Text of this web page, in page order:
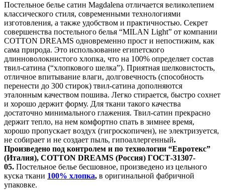
Постельное белье сатин Magdalena отличается великолепием
классического стиля, современными технологиями
изготовления, а также удобством и практичностью. Секрет
совершенства постельного белья “MILAN Light” от компании
COTTON DREAMS одновременно прост и непостижим, как
сама природа. Это использование египетского
длинноволокнистого хлопка, что на 100% определяет состав
твил-сатина (“хлопкового шелка”). Приятная шелковистость,
отличное впитывание влаги, долговечность (способность
перенести до 300 стирок) твил-сатина дополняются
эталонным качеством пошива. Легко стирается, быстро сохнет
и хорошо держит форму. Для ткани такого качества
достаточно минимального глажения. Твил-сатин прекрасно
держит тепло, на нем комфортно спать в зимнее время,
хорошо пропускает воздух (гигроскопичен), не электризуется,
не собирает и не создает пыль, гипоаллергенный.
Произведено под контролем и по технологии “Евротекс”
(Италия), COTTON DREAMS (Россия) ГОСТ-31307-
05. Постельное белье бесшовное, произведено из цельного
куска ткани 100% хлопка, в оригинальной фабричной
упаковке.